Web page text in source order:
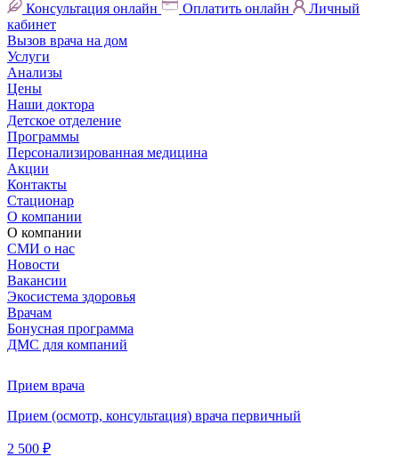
Консультация онлайн Оплатить онлайн
Личный
кабинет
Вызов врача на дом
Услуги
Анализы
Цены
Наши доктора
Детское отделение
Программы
Персонализированная медицина
Акции
Контакты
Стационар
О компании
О компании
СМИ о нас
Новости
Вакансии
Экосистема здоровья
Врачам
Бонусная программа
ДМС для компаний
Прием врача
Прием (осмотр, консультация) врача первичный
2 500 ₽